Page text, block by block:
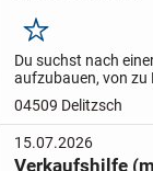
Merken
Du suchst nach
aufzubauen, von zu
weiterzuentwickeln?
04509 Delitzsch
15.07.2026
Verkaufshilfe